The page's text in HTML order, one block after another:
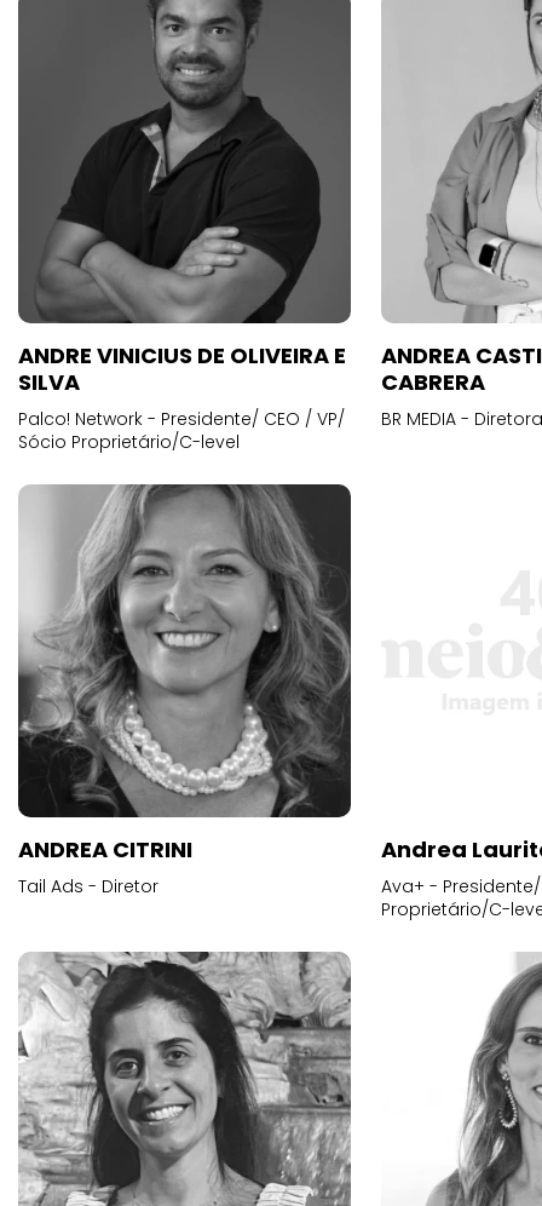
ANDRE VINICIUS DE OLIVEIRA E
SILVA
Palco! Network - Presidente/ CEO / VP/
Sócio Proprietário/C-level
ANDREA
CABRERA
BR MEDIA -
ANDREA CITRINI
Tail Ads - Diretor
Andrea
Ava+ -
Proprietário/C-